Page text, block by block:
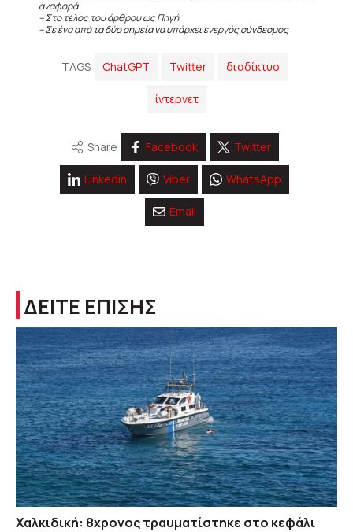
αναφορά.
– Στο τέλος του άρθρου ως Πηγή
– Σε ένα από τα δύο σημεία να υπάρχει ενεργός σύνδεσμος
TAGS ChatGPT Twitter διαδίκτυο
ίντερνετ
Share Facebook Twitter
Linkedin Viber WhatsApp
Email
ΔΕΙΤΕ ΕΠΙΣΗΣ
Χαλκιδική: 8χρονος τραυματίστηκε στο κεφάλι